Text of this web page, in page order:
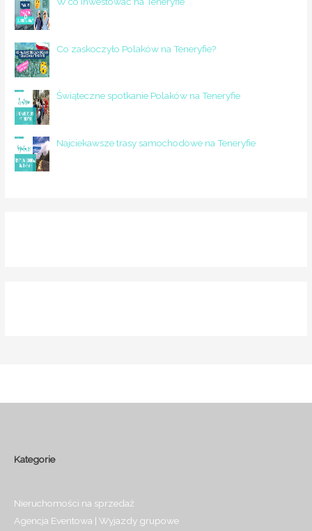
Co zaskoczyło Polaków na Teneryfie?
Świąteczne spotkanie Polaków na Teneryfie
Najciekawsze trasy samochodowe na Teneryfie
Kategorie
Nieruchomości na sprzedaż
Agencja Eventowa | Wyjazdy grupowe